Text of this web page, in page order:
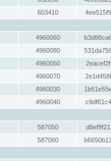
603410
4960060
4960080
4960050
4960070
4960030
4960040
587050
587060